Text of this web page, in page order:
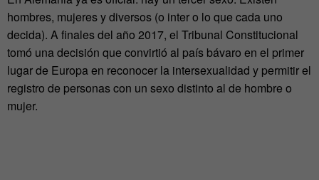
hombres, mujeres y diversos (o inter o lo que cada uno
decida). A finales del año 2017, el Tribunal Constitucional
tomó una decisión que convirtió al país bávaro en el primer
lugar de Europa en reconocer la intersexualidad y permitir el
registro de personas con un sexo distinto al de hombre o
mujer.